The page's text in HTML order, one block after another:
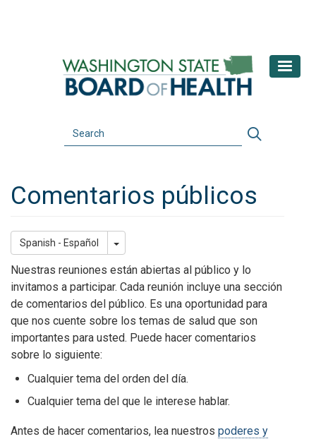
Comentarios públicos
Spanish - Español Toggle Dropdown
Nuestras reuniones están abiertas al público y lo
invitamos a participar. Cada reunión incluye una sección
de comentarios del público. Es una oportunidad para
que nos cuente sobre los temas de salud que son
importantes para usted. Puede hacer comentarios
sobre lo siguiente:
Cualquier tema del orden del día.
Cualquier tema del que le interese hablar.
Antes de hacer comentarios, lea nuestros poderes y